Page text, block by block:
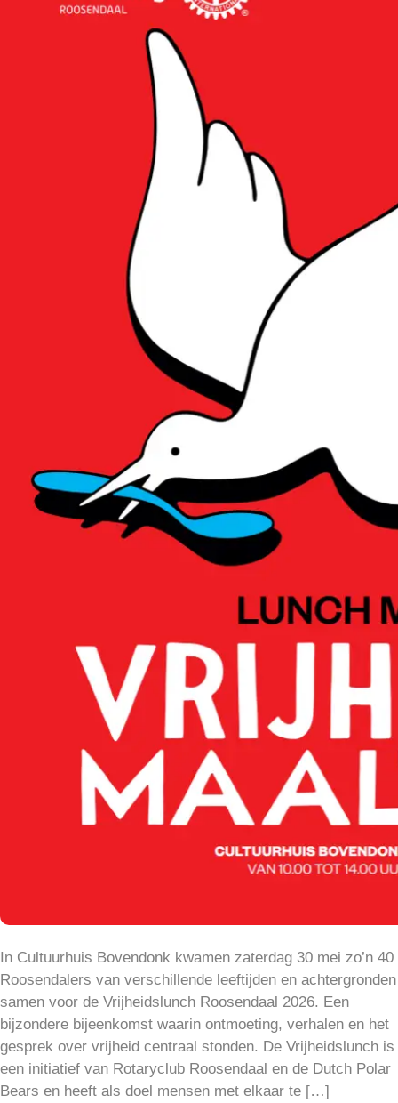
In Cultuurhuis Bovendonk kwamen zaterdag 30 mei zo’n 40
Roosendalers van verschillende leeftijden en achtergronden
samen voor de Vrijheidslunch Roosendaal 2026. Een
bijzondere bijeenkomst waarin ontmoeting, verhalen en het
gesprek over vrijheid centraal stonden. De Vrijheidslunch is
een initiatief van Rotaryclub Roosendaal en de Dutch Polar
Bears en heeft als doel mensen met elkaar te […]